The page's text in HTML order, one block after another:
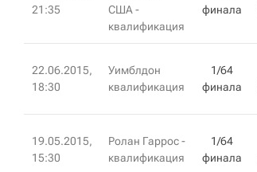
21:35
США -
квалификация
финала
22.06.2015,
18:30
Уимблдон
квалификация
1/64
финала
19.05.2015,
15:30
Ролан Гаррос -
квалификация
1/64
финала